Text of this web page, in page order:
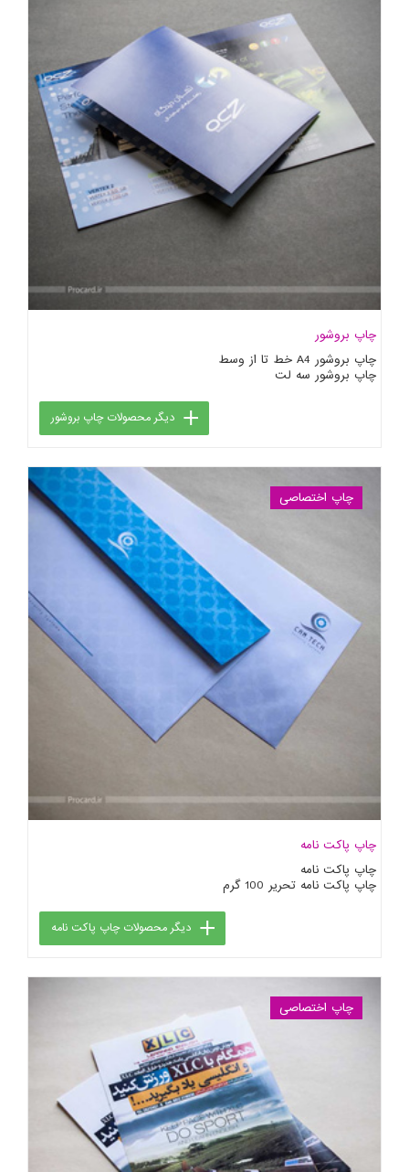
چاپ بروشور
چاپ بروشور A4 خط تا از وسط
چاپ بروشور سه لت
دیگر محصولات چاپ بروشور
چاپ اختصاصی
چاپ پاکت نامه
چاپ پاکت نامه
چاپ پاکت نامه تحریر 100 گرم
دیگر محصولات چاپ پاکت نامه
چاپ اختصاصی